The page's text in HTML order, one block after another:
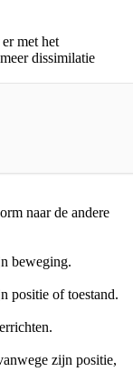
met het
dissimilatie
naar de andere
beweging.
positie of toestand.
zijn positie,